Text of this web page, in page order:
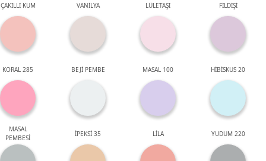
ÇAKILLI KUM VANİLYA LÜLETAŞI FİLDİŞİ
KORAL 285 BEJİ PEMBE MASAL 100 HİBİSKUS 20
MASAL
PEMBESİ
İPEKSİ 35 LİLA YUDUM 220